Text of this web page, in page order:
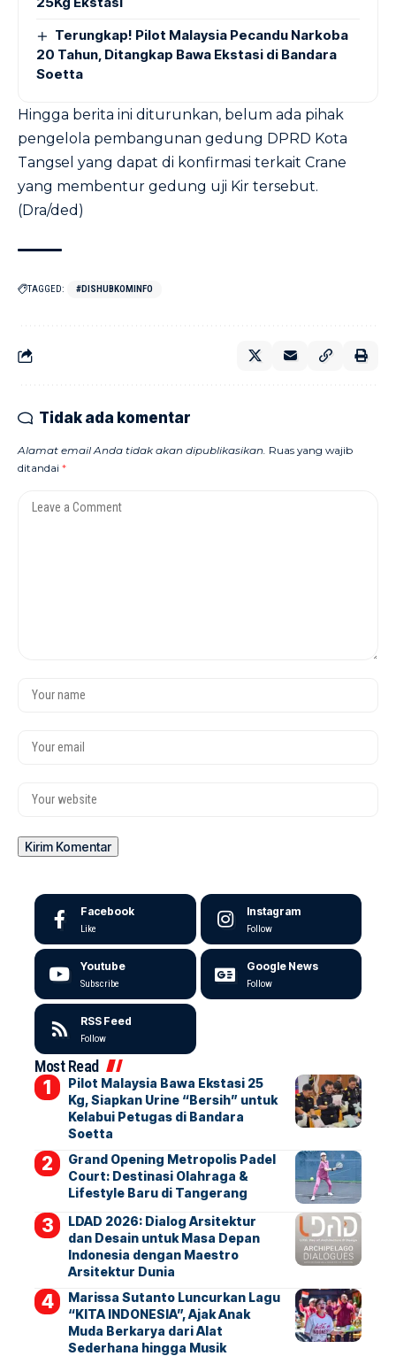
Terungkap! Pilot Malaysia Pecandu Narkoba
20 Tahun, Ditangkap Bawa Ekstasi di Bandara
Soetta
Hingga berita ini diturunkan, belum ada pihak
pengelola pembangunan gedung DPRD Kota
Tangsel yang dapat di konfirmasi terkait Crane
yang membentur gedung uji Kir tersebut.
(Dra/ded)
TAGGED: #DISHUBKOMINFO
Tidak ada komentar
Alamat email Anda tidak akan dipublikasikan. Ruas yang wajib
ditandai *
Facebook
Like
Instagram
Follow
Youtube
Subscribe
Google News
Follow
RSS Feed
Follow
Most Read
Pilot Malaysia Bawa Ekstasi 25
Kg, Siapkan Urine “Bersih” untuk
Kelabui Petugas di Bandara
Soetta
Grand Opening Metropolis Padel
Court: Destinasi Olahraga &
Lifestyle Baru di Tangerang
LDAD 2026: Dialog Arsitektur
dan Desain untuk Masa Depan
Indonesia dengan Maestro
Arsitektur Dunia
Marissa Sutanto Luncurkan Lagu
“KITA INDONESIA”, Ajak Anak
Muda Berkarya dari Alat
Sederhana hingga Musik